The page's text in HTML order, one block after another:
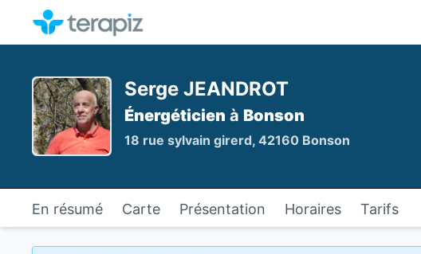
Serge JEANDROT
Énergéticien à Bonson
18 rue sylvain girerd, 42160 Bonson
En résumé Carte Présentation Horaires Tarifs